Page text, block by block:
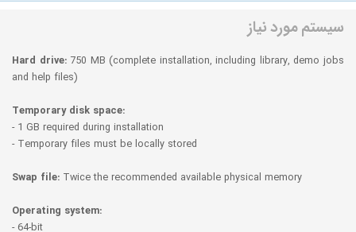
سیستم مورد نیاز
Hard drive: 750 MB (complete installation, including library, demo jobs
and help files)
Temporary disk space:
- 1 GB required during installation
- Temporary files must be locally stored
Swap file: Twice the recommended available physical memory
Operating system:
- 64-bit